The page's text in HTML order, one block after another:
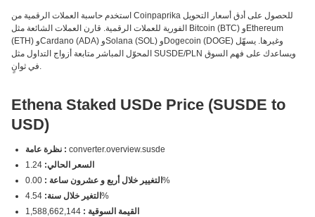
استخدم حاسبة العملات الرقمية من Coinpaprika للحصول على أدق أسعار التحويل
الفورية للعملات الرقمية. قارن العملات الشائعة مثل Bitcoin (BTC) وEthereum
(ETH) وCardano (ADA) وSolana (SOL) وDogecoin (DOGE) وغيرها. يسهّل
المحوّل المباشر متابعة أزواج التداول مثل SUSDE/PLN ويساعدك على فهم السوق
في ثوانٍ.
Ethena Staked USDe Price (SUSDE to
USD)
نظرة عامة : converter.overview.susde
السعر الحالي:
التغيير خلال أربع و عشرون ساعة : 0.00%
التغير خلال سنة: 4.54%
القيمة السوقية :